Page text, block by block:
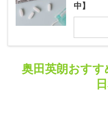
中】
奥田英朗おす